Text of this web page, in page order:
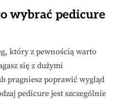
wybrać pedicure
który z pewnością warto
się z dużymi
pragniesz poprawić wygląd
pedicure jest szczególnie